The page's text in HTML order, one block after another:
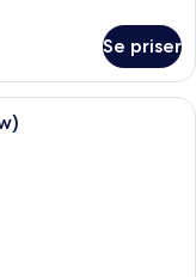
Se priser
skrivebord og wi-fi